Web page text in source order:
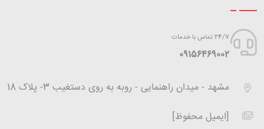
24/7 تماس با خدمات
‪09156469002
مشهد - میدان راهنمایی - روبه به روی دستغیب 3- پلاک 18
[ایمیل محفوظ]